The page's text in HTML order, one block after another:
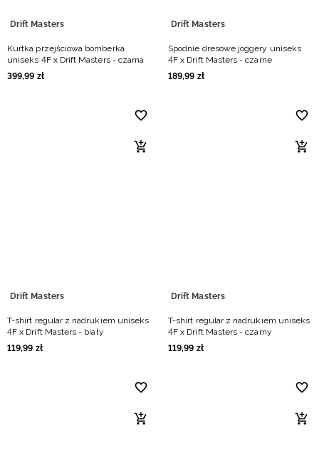
Drift Masters
Kurtka przejściowa bomberka
uniseks 4F x Drift Masters - czarna
399,99 zł
Drift Masters
Spodnie dresowe joggery uniseks
4F x Drift Masters - czarne
189,99 zł
Drift Masters
T-shirt regular z nadrukiem uniseks
4F x Drift Masters - biały
119,99 zł
Drift Masters
T-shirt regular z nadrukiem uniseks
4F x Drift Masters - czarny
119,99 zł